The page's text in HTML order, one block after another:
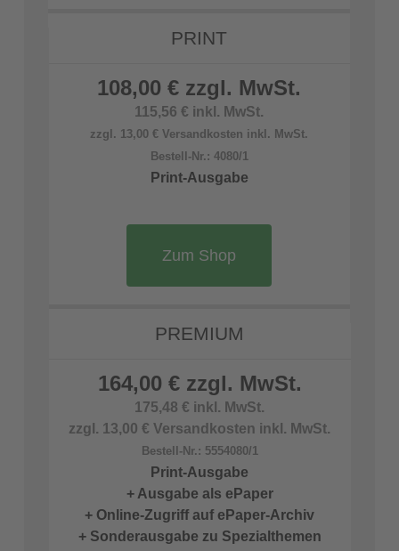
PRINT
108,00 € zzgl. MwSt.
115,56 € inkl. MwSt.
zzgl. 13,00 € Versandkosten inkl. MwSt.
Bestell-Nr.: 4080/1
Print-Ausgabe
Zum Shop
PREMIUM
164,00 € zzgl. MwSt.
175,48 € inkl. MwSt.
zzgl. 13,00 € Versandkosten inkl. MwSt.
Bestell-Nr.: 5554080/1
Print-Ausgabe
+ Ausgabe als ePaper
+ Online-Zugriff auf ePaper-Archiv
+ Sonderausgabe zu Spezialthemen